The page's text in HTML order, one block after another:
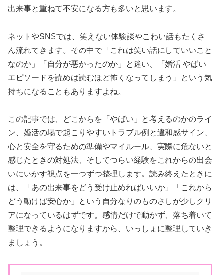
出来事と重ねて不安になる方も多いと思います。
ネットやSNSでは、笑えない体験談やこわい話もたくさ
ん流れてきます。その中で「これは笑い話にしていいこと
なのか」「自分が悪かったのか」と迷い、「婚活 やばい
エピソードを読めば読むほど怖くなってしまう」という気
持ちになることもありますよね。
この記事では、どこからを「やばい」と考えるのかのライ
ン、婚活の場で起こりやすいトラブル例と違和感サイン、
心と安全を守るための準備やマイルール、実際に危ないと
感じたときの対処法、そしてつらい経験をこれからの出会
いにいかす視点を一つずつ整理します。読み終えたときに
は、「あの出来事をどう受け止めればいいか」「これから
どう動けば安心か」という自分なりのものさしが少しクリ
アになっているはずです。感情だけで動かず、落ち着いて
整理できるようになりますから、いっしょに整理していき
ましょう。